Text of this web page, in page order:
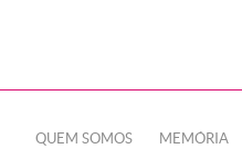
QUEM SOMOS MEMÓRIA